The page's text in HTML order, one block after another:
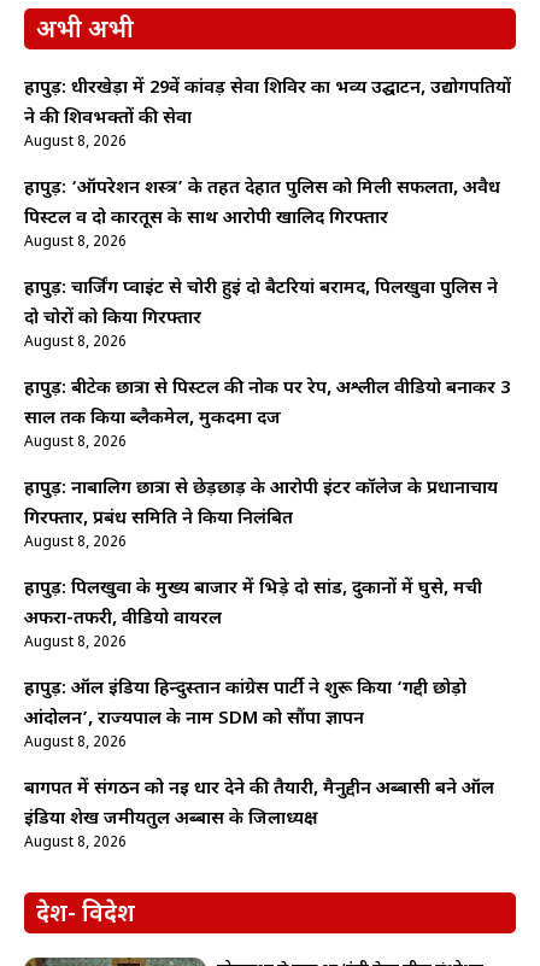
अभी अभी
हापुड़: धीरखेड़ा में 29वें कांवड़ सेवा शिविर का भव्य उद्घाटन, उद्योगपतियों
ने की शिवभक्तों की सेवा
August 8, 2026
हापुड़: ‘ऑपरेशन शस्त्र’ के तहत देहात पुलिस को मिली सफलता, अवैध
पिस्टल व दो कारतूस के साथ आरोपी खालिद गिरफ्तार
August 8, 2026
हापुड़: चार्जिंग प्वाइंट से चोरी हुईं दो बैटरियां बरामद, पिलखुवा पुलिस ने
दो चोरों को किया गिरफ्तार
August 8, 2026
हापुड़: बीटेक छात्रा से पिस्टल की नोक पर रेप, अश्लील वीडियो बनाकर 3
साल तक किया ब्लैकमेल, मुकदमा दर्ज
August 8, 2026
हापुड़: नाबालिग छात्रा से छेड़छाड़ के आरोपी इंटर कॉलेज के प्रधानाचार्य
गिरफ्तार, प्रबंध समिति ने किया निलंबित
August 8, 2026
हापुड़: पिलखुवा के मुख्य बाजार में भिड़े दो सांड, दुकानों में घुसे, मची
अफरा-तफरी, वीडियो वायरल
August 8, 2026
हापुड़: ऑल इंडिया हिन्दुस्तान कांग्रेस पार्टी ने शुरू किया ‘गद्दी छोड़ो
आंदोलन’, राज्यपाल के नाम SDM को सौंपा ज्ञापन
August 8, 2026
बागपत में संगठन को नई धार देने की तैयारी, मैनुद्दीन अब्बासी बने ऑल
इंडिया शेख जमीयतुल अब्बास के जिलाध्यक्ष
August 8, 2026
देश- विदेश